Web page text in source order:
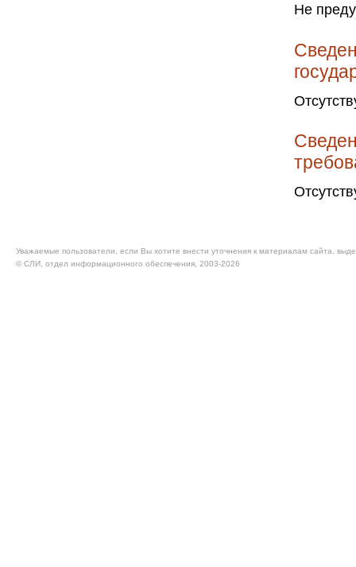
Не
Уважаемые пользователи, если Вы хотите внести уточнения к материалам сайта,
© CЛИ, отдел информационного обеспечения, 2003-2026